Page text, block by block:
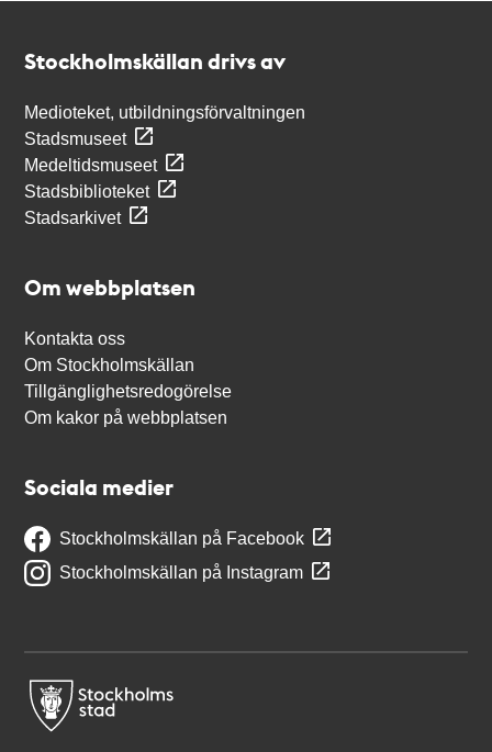
Stockholmskällan drivs av
Medioteket, utbildningsförvaltningen
Stadsmuseet
Medeltidsmuseet
Stadsbiblioteket
Stadsarkivet
Om webbplatsen
Kontakta oss
Om Stockholmskällan
Tillgänglighetsredogörelse
Om kakor på webbplatsen
Sociala medier
Stockholmskällan på Facebook
Stockholmskällan på Instagram